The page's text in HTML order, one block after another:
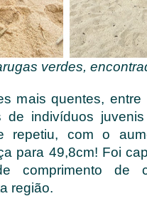
verdes,
mais quentes, entre
de indivíduos
repetiu, com o
para 49,8cm! Foi
comprimento de
região.